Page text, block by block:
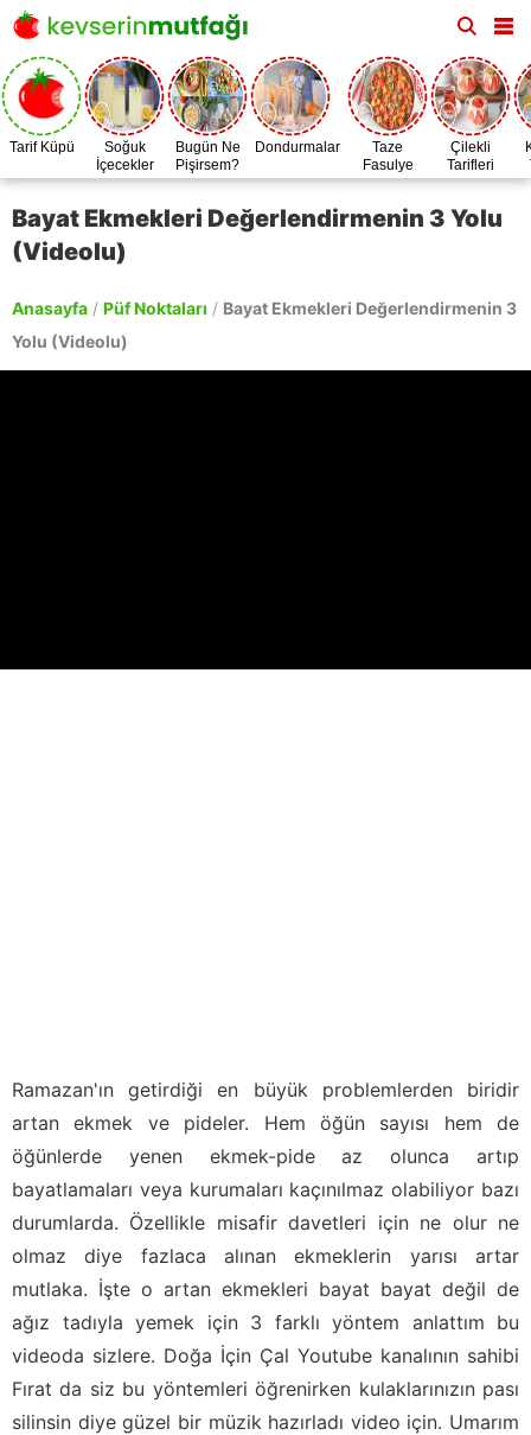
Tarif Küpü
Soğuk
İçecekler
Bugün Ne
Pişirsem?
Dondurmalar
Taze
Fasulye
Zamanı
Çilekli
Tarifleri
Bayat Ekmekleri Değerlendirmenin 3 Yolu
(Videolu)
Anasayfa / Püf Noktaları / Bayat Ekmekleri Değerlendirmenin 3
Yolu (Videolu)
Ramazan'ın getirdiği en büyük problemlerden biridir
artan ekmek ve pideler. Hem öğün sayısı hem de
öğünlerde yenen ekmek-pide az olunca artıp
bayatlamaları veya kurumaları kaçınılmaz olabiliyor bazı
durumlarda. Özellikle misafir davetleri için ne olur ne
olmaz diye fazlaca alınan ekmeklerin yarısı artar
mutlaka. İşte o artan ekmekleri bayat bayat değil de
ağız tadıyla yemek için 3 farklı yöntem anlattım bu
videoda sizlere. Doğa İçin Çal Youtube kanalının sahibi
Fırat da siz bu yöntemleri öğrenirken kulaklarınızın pası
silinsin diye güzel bir müzik hazırladı video için. Umarım